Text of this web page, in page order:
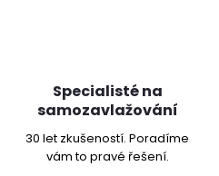
Specialisté na
samozavlažování
30 let zkušeností. Poradíme
vám to pravé řešení.